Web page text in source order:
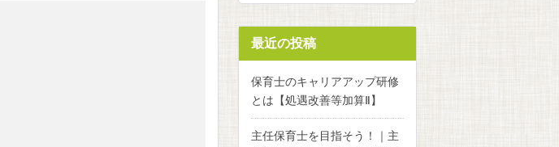
最近の投稿
保育士のキャリアアップ研修
とは【処遇改善等加算Ⅱ】
主任保育士を目指そう！｜主